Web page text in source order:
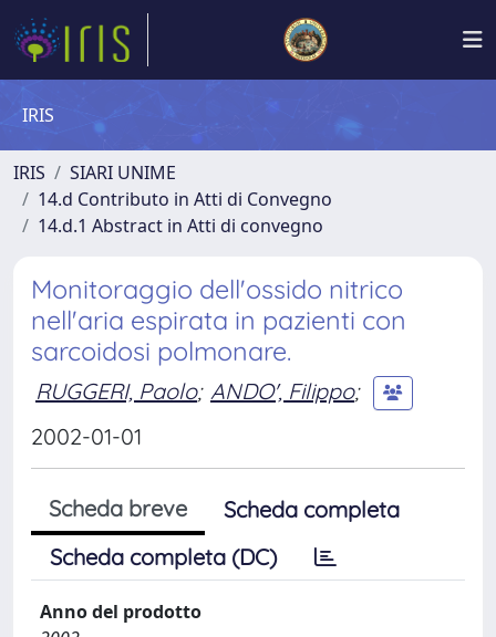
IRIS
IRIS
SIARI UNIME
14.d Contributo in Atti di Convegno
14.d.1 Abstract in Atti di convegno
Monitoraggio dell'ossido nitrico
nell'aria espirata in pazienti con
sarcoidosi polmonare.
RUGGERI, Paolo; ANDO', Filippo;
2002-01-01
Scheda breve
Scheda completa
Scheda completa (DC)
Anno del prodotto